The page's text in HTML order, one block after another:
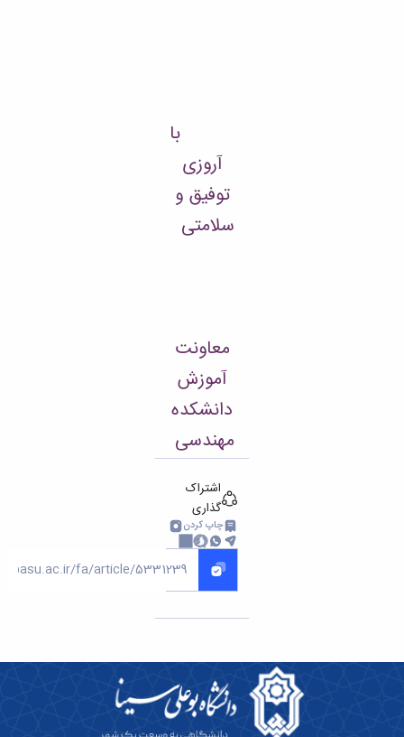
آروزی
توفیق و
سلامتی
معاونت
آموزش
دانشکده
مهندسی
اشتراک
گذاری
چاپ کردن